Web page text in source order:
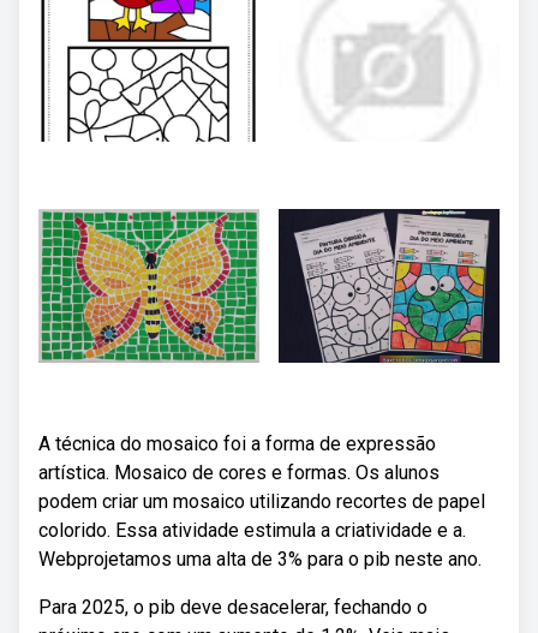
A técnica do mosaico foi a forma de expressão
artística. Mosaico de cores e formas. Os alunos
podem criar um mosaico utilizando recortes de papel
colorido. Essa atividade estimula a criatividade e a.
Webprojetamos uma alta de 3% para o pib neste ano.
Para 2025, o pib deve desacelerar, fechando o